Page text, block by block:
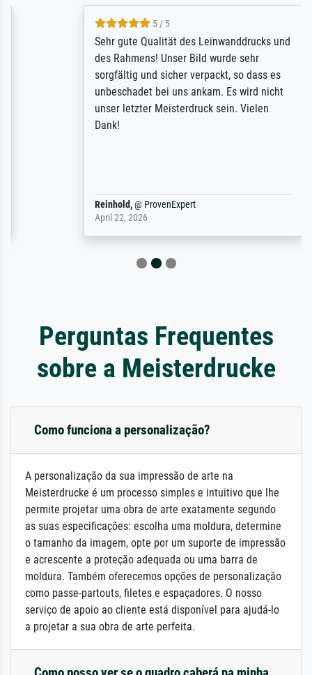
5 / 5
Sehr gute Qualität des Leinwanddrucks und
des Rahmens! Unser Bild wurde sehr
sorgfältig und sicher verpackt, so dass es
unbeschadet bei uns ankam. Es wird nicht
unser letzter Meisterdruck sein. Vielen
Reinhold,@ProvenExpert
April 22, 2026
Perguntas Frequentes
sobre a Meisterdrucke
Como funciona a personalização?
A personalização da sua impressão de arte na
Meisterdrucke é um processo simples e intuitivo que lhe
permite projetar uma obra de arte exatamente segundo
as suas especificações: escolha uma moldura, determine
o tamanho da imagem, opte por um suporte de impressão
e acrescente a proteção adequada ou uma barra de
moldura. Também oferecemos opções de personalização
como passe-partouts, filetes e espaçadores. O nosso
serviço de apoio ao cliente está disponível para ajudá-lo
a projetar a sua obra de arte perfeita.